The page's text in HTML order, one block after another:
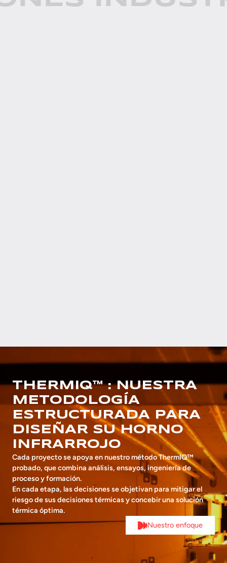
THERMIQ™ : NUESTRA
METODOLOGÍA
ESTRUCTURADA PARA
DISEÑAR SU HORNO
INFRARROJO
Cada proyecto se apoya en nuestro método ThermIQ™
probado, que combina análisis, ensayos, ingeniería de
proceso y formación.
En cada etapa, las decisiones se objetivan para mitigar el
riesgo de sus decisiones térmicas y concebir una solución
térmica óptima.
Nuestro enfoque